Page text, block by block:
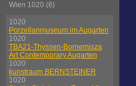
Wien 1020 (6)
1020
Porzellanmuseum im Augarten
1020
TBA21-Thyssen-Bornemisza
Art Contemporary Augarten
1020
kunstraum BERNSTEINER
1020